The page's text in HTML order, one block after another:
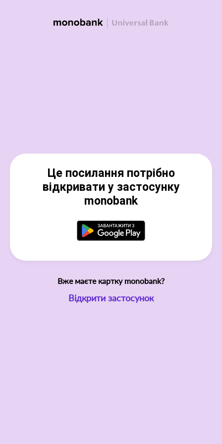
Це посилання потрібно
відкривати у застосунку
monobank
Вже маєте картку monobank?
Відкрити застосунок